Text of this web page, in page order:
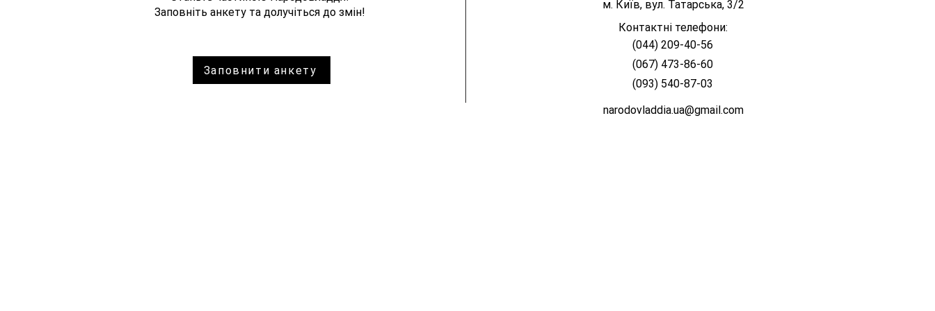
незаконне та несправедливе
рішення суду у справі щодо
потрібно українському народу, який
Заповніть анкету та долучіться до змін!
Заповнити анкету
м. Київ, вул. Татарська, 3/2
Контактні телефони:
(044) 209-40-56
(067) 473-86-60
(093) 540-87-03
narodovladdia.ua@gmail.com